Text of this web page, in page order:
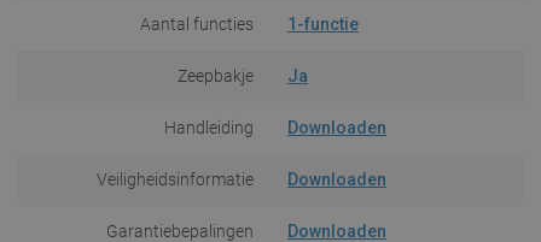
Aantal functies 1-functie
Zeepbakje Ja
Handleiding Downloaden
Veiligheidsinformatie Downloaden
Garantiebepalingen Downloaden